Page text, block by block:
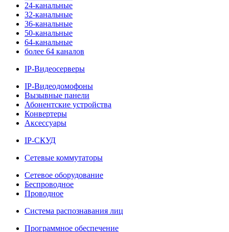
24-канальные
32-канальные
36-канальные
50-канальные
64-канальные
более 64 каналов
IP-Видеосерверы
IP-Видеодомофоны
Вызывные панели
Абонентские устройства
Конвертеры
Аксессуары
IP-СКУД
Сетевые коммутаторы
Сетевое оборудование
Беспроводное
Проводное
Система распознавания лиц
Программное обеспечение